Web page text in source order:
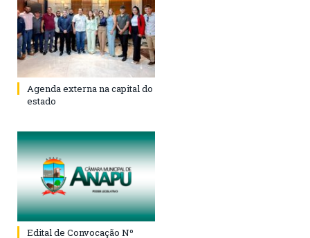
Agenda externa na capital do
estado
Edital de Convocação Nº